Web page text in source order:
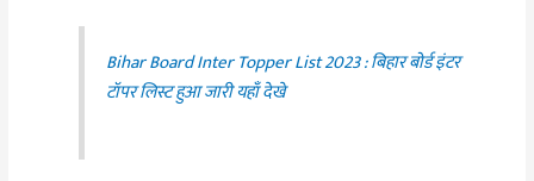
Bihar Board Inter Topper List 2023 : बिहार बोर्ड इंटर
टॉपर लिस्ट हुआ जारी यहाँ देखे